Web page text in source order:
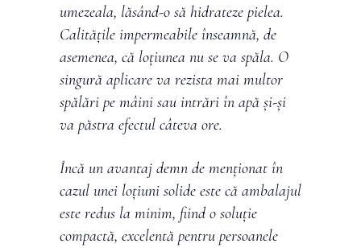
umezeala, lăsând-o să hidrateze pielea.
Calitățile impermeabile înseamnă, de
asemenea, că loțiunea nu se va spăla. O
singură aplicare va rezista mai multor
spălări pe mâini sau intrări în apă și-și
va păstra efectul câteva ore.
Încă un avantaj demn de menționat în
cazul unei loțiuni solide este că ambalajul
este redus la minim, fiind o soluție
compactă, excelentă pentru persoanele